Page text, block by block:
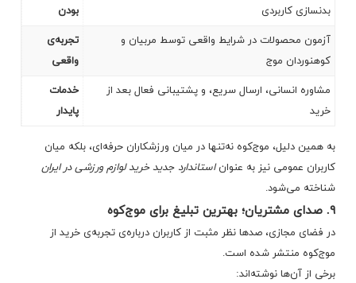
بودن
بدنسازی کاربردی
تجربه‌ی
واقعی
آزمون محصولات در شرایط واقعی توسط مربیان و
کوهنوردان موج
خدمات
پایدار
مشاوره انسانی، ارسال سریع، و پشتیبانی فعال بعد از
خرید
به همین دلیل، موج‌کوه نه‌تنها در میان ورزشکاران حرفه‌ای، بلکه میان
کاربران عمومی نیز به عنواناستاندارد جدید خرید لوازم ورزشی در ایران
شناخته می‌شود.
۹. صدای مشتریان؛ بهترین تبلیغ برای موج‌کوه
در فضای مجازی، صدها نظر مثبت از کاربران درباره‌ی تجربه‌ی خرید از
موج‌کوه منتشر شده است.
برخی از آن‌ها نوشته‌اند: